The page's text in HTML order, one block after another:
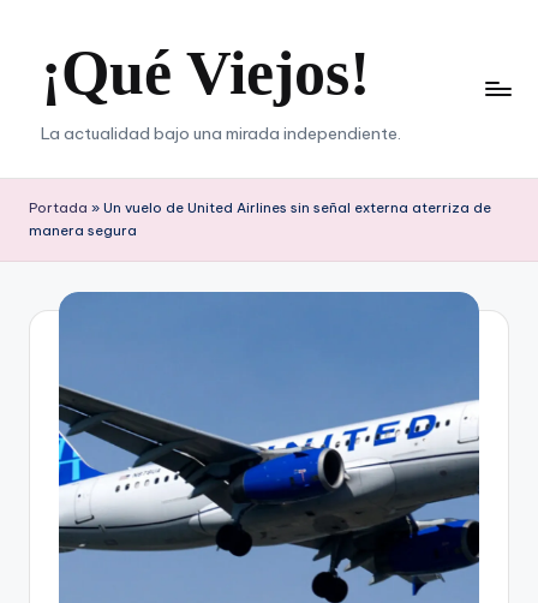
contenido¡Qué Viejos!
La actualidad bajo una mirada independiente.
Portada » Un vuelo de United Airlines sin señal externa aterriza de
manera segura